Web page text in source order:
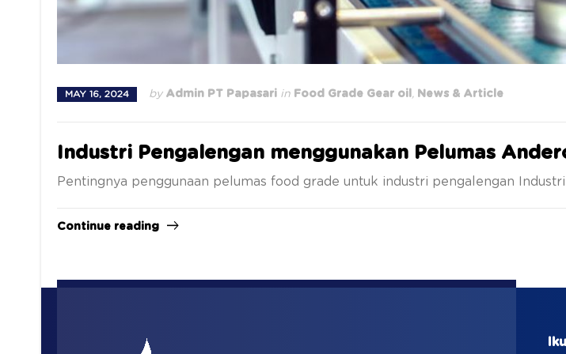
MAY 16, 2024 by Admin PT Papasari in Food Grade Gear oil, News & Article
Industri Pengalengan menggunakan Pelumas
Pentingnya penggunaan pelumas food grade untuk industri pengalengan
Continue reading